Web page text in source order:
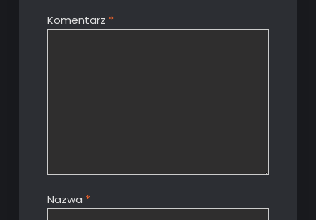
Komentarz *
Nazwa *